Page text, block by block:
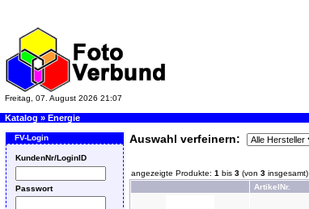
Freitag, 07. August 2026 21:07
Katalog » Energie
FV-Login
KundenNr/LoginID
Passwort
Auswahl verfeinern:
angezeigte Produkte: 1 bis 3 (von 3 insgesamt)
ArtikelNr.